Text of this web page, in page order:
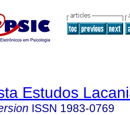
Estudos
ISSN 1983-0769